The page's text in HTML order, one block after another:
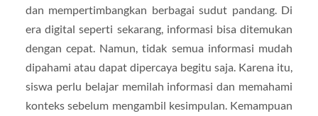
dan mempertimbangkan berbagai sudut pandang. Di
era digital seperti sekarang, informasi bisa ditemukan
dengan cepat. Namun, tidak semua informasi mudah
dipahami atau dapat dipercaya begitu saja. Karena itu,
siswa perlu belajar memilah informasi dan memahami
konteks sebelum mengambil kesimpulan. Kemampuan